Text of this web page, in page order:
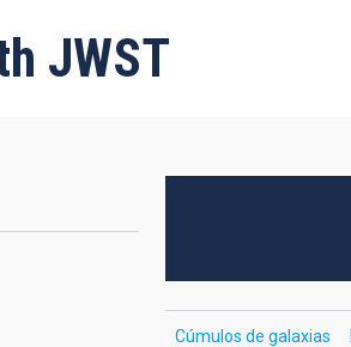
JWST
Cúmulos de galaxias